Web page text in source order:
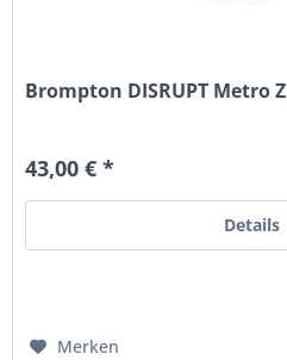
Brompton DISRUPT Metro
43,00 € *
Details
Merken